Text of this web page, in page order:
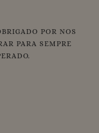
POR NOS
PARA SEMPRE